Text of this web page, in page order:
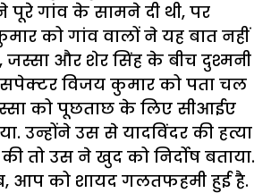
गांव के सामने दी थी, पर
को गांव वालों ने यह बात नहीं
जस्सा और शेर सिंह के बीच दुश्मनी
विजय कुमार को पता चल
को पूछताछ के लिए सीआईए
उन्होंने उस से यादविंदर की हत्या
तो उस ने खुद को निर्दोष बताया.
आप को शायद गलतफहमी हुई है.